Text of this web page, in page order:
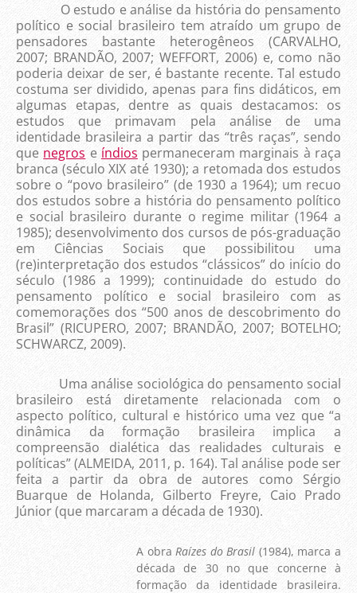
O estudo e análise da história do pensamento
político e social brasileiro tem atraído um grupo de
pensadores bastante heterogêneos (CARVALHO,
2007; BRANDÃO, 2007; WEFFORT, 2006) e, como não
poderia deixar de ser, é bastante recente. Tal estudo
costuma ser dividido, apenas para fins didáticos, em
algumas etapas, dentre as quais destacamos: os
estudos que primavam pela análise de uma
identidade brasileira a partir das “três raças”, sendo
que negros e índios permaneceram marginais à raça
branca (século XIX até 1930); a retomada dos estudos
sobre o “povo brasileiro” (de 1930 a 1964); um recuo
dos estudos sobre a história do pensamento político
e social brasileiro durante o regime militar (1964 a
1985); desenvolvimento dos cursos de pós-graduação
em Ciências Sociais que possibilitou uma
(re)interpretação dos estudos “clássicos” do início do
século (1986 a 1999); continuidade do estudo do
pensamento político e social brasileiro com as
comemorações dos “500 anos de descobrimento do
Brasil” (RICUPERO, 2007; BRANDÃO, 2007; BOTELHO;
SCHWARCZ, 2009).
Uma análise sociológica do pensamento social
brasileiro está diretamente relacionada com o
aspecto político, cultural e histórico uma vez que “a
dinâmica da formação brasileira implica a
compreensão dialética das realidades culturais e
políticas” (ALMEIDA, 2011, p. 164). Tal análise pode ser
feita a partir da obra de autores como Sérgio
Buarque de Holanda, Gilberto Freyre, Caio Prado
Júnior (que marcaram a década de 1930).
A obraRaízes do Brasil (1984), marca a
década de 30 no que concerne à
formação da identidade brasileira.